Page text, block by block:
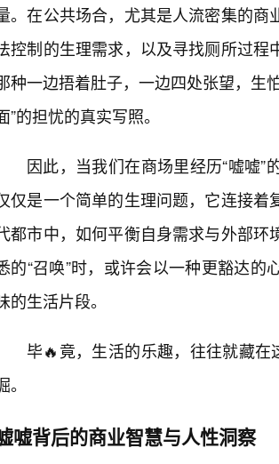
。在公共场合，尤其是人流密集的
控制的生理需求，以及寻找厕所过
种一边捂着肚子，一边四处张望，生
”的担忧的真实写照。
因此，当我们在商场里经历“嘘嘘
仅是一个简单的生理问题，它连接
都市中，如何平衡自身需求与外部
的“召唤”时，或许会以一种更豁达
的生活片段。
毕🔥竟，生活的乐趣，往往就藏在
。
嘘背后的商业智慧与人性洞察